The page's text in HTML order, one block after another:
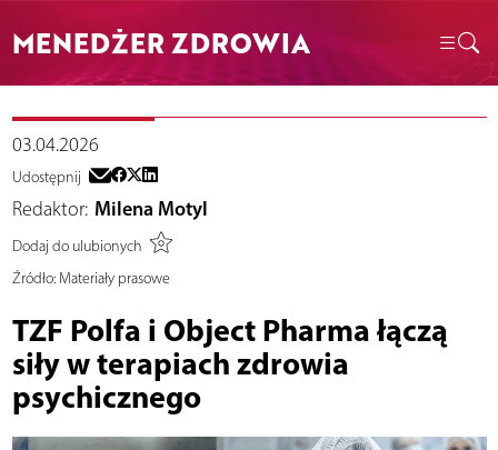
MENEDŻER ZDROWIA
03.04.2026
Udostępnij
Redaktor: Milena Motyl
Dodaj do ulubionych
Źródło:Materiały prasowe
TZF Polfa i Object Pharma łączą
siły w terapiach zdrowia
psychicznego